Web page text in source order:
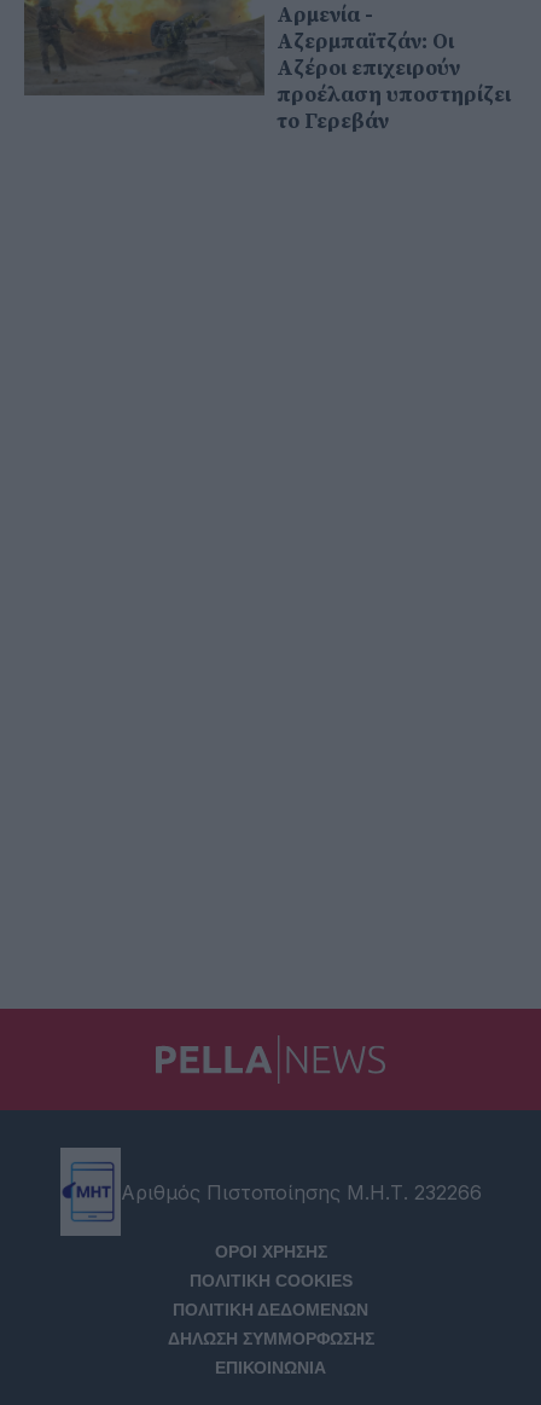
Αρμενία -
Αζερμπαϊτζάν: Οι
Αζέροι επιχειρούν
προέλαση υποστηρίζει
το Γερεβάν
Αριθμός Πιστοποίησης Μ.Η.Τ. 232266
ΟΡΟΙ ΧΡΗΣΗΣ
ΠΟΛΙΤΙΚΗ COOKIES
ΠΟΛΙΤΙΚΗ ΔΕΔΟΜΕΝΩΝ
ΔΗΛΩΣΗ ΣΥΜΜΟΡΦΩΣΗΣ
ΕΠΙΚΟΙΝΩΝΙΑ